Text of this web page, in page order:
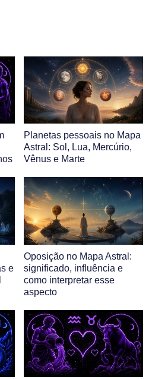
Planetas pessoais no Mapa
Astral: Sol, Lua, Mercúrio,
Vênus e Marte
e
Oposição no Mapa Astral:
significado, influência e
como interpretar esse
aspecto